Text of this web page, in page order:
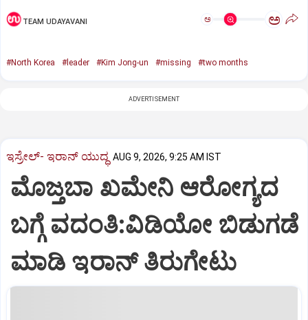
TEAM UDAYAVANI ಅ ಅ
#North Korea #leader #Kim Jong-un #missing #two months
ADVERTISEMENT
ಇಸ್ರೇಲ್- ಇರಾನ್‌ ಯುದ್ಧ AUG 9, 2026, 9:25 AM IST
ಮೊಜ್ತಬಾ ಖಮೇನಿ ಆರೋಗ್ಯದ
ಬಗ್ಗೆ ವದಂತಿ:ವಿಡಿಯೋ ಬಿಡುಗಡೆ
ಮಾಡಿ ಇರಾನ್‌ ತಿರುಗೇಟು